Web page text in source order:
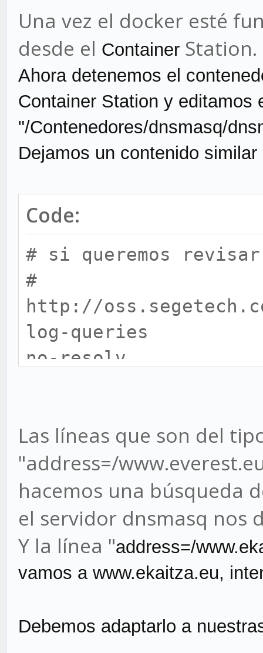
Una vez el docker esté
desde el Container Station.
Ahora detenemos el
Container Station y editamos
"/Contenedores/dnsmasq/
Dejamos un contenido
Code:
# si queremos
#
http://
log-queries
no-resolv
server=1.1.1.1
strict-order
# nuestra lista
address=/
address=/
address=/
group=nobody
# IP del contenedor
Las líneas que son del
"address=/
hacemos una búsqueda
el servidor dnsmasq nos
Y la línea "address=/www
vamos a www.ekaitza.eu,
Debemos adaptarlo a